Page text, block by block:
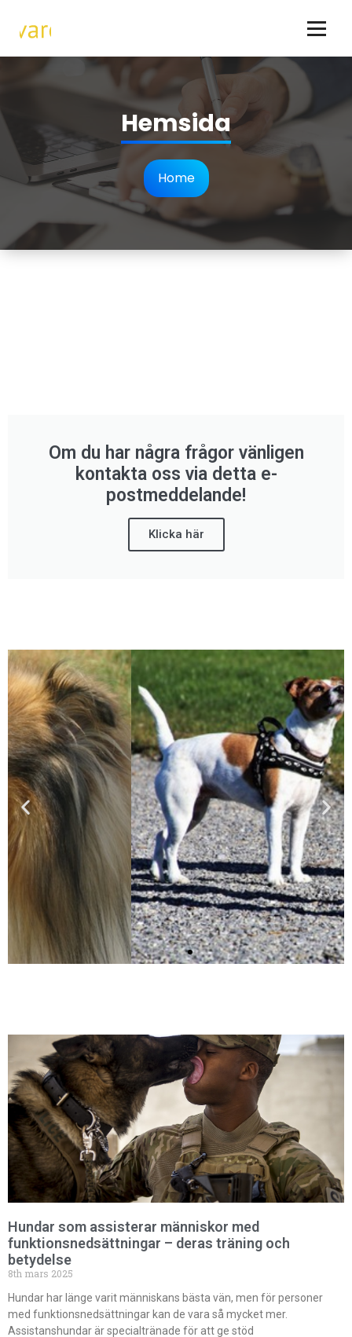
Hemsida
Home
Om du har några frågor vänligen
kontakta oss via detta e-
postmeddelande!
Klicka här
Brukshundklubben är en specialklubb
för hundar av brukstyp. Ordet bruks
beskriver dessa hundars förmåga att
arbeta och det är också namnet för
den...
Klicka här
Hundar som assisterar människor med
funktionsnedsättningar – deras träning och
betydelse
8th mars 2025
Hundar har länge varit människans bästa vän, men för personer
med funktionsnedsättningar kan de vara så mycket mer.
Assistanshundar är specialtränade för att ge stöd